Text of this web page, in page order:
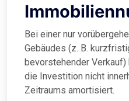
Bei einer nur
Gebäudes (z. B.
bevorstehender
die Investition nicht
Zeitraums amortisiert.